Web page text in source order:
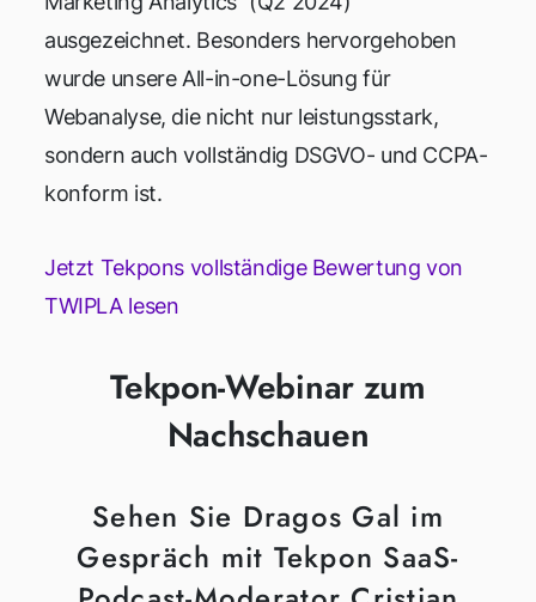
ausgezeichnet. Besonders hervorgehoben
wurde unsere All-in-one-Lösung für
Webanalyse, die nicht nur leistungsstark,
sondern auch vollständig DSGVO- und CCPA-
konform ist.
Jetzt Tekpons vollständige Bewertung von
TWIPLA lesen
Tekpon-Webinar zum
Nachschauen
Sehen Sie Dragos Gal im
Gespräch mit Tekpon SaaS-